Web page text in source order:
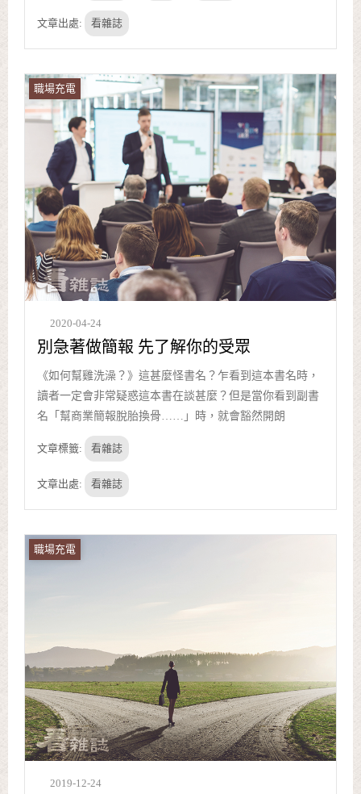
文章出處: 看雜誌
職場充電
2020-04-24
別急著做簡報 先了解你的受眾
《如何幫雞洗澡？》這甚麼怪書名？乍看到這本書名時，
讀者一定會非常疑惑這本書在談甚麼？但是當你看到副書
名「幫商業簡報脫胎換骨……」時，就會豁然開朗
文章標籤: 看雜誌
文章出處: 看雜誌
職場充電
2019-12-24